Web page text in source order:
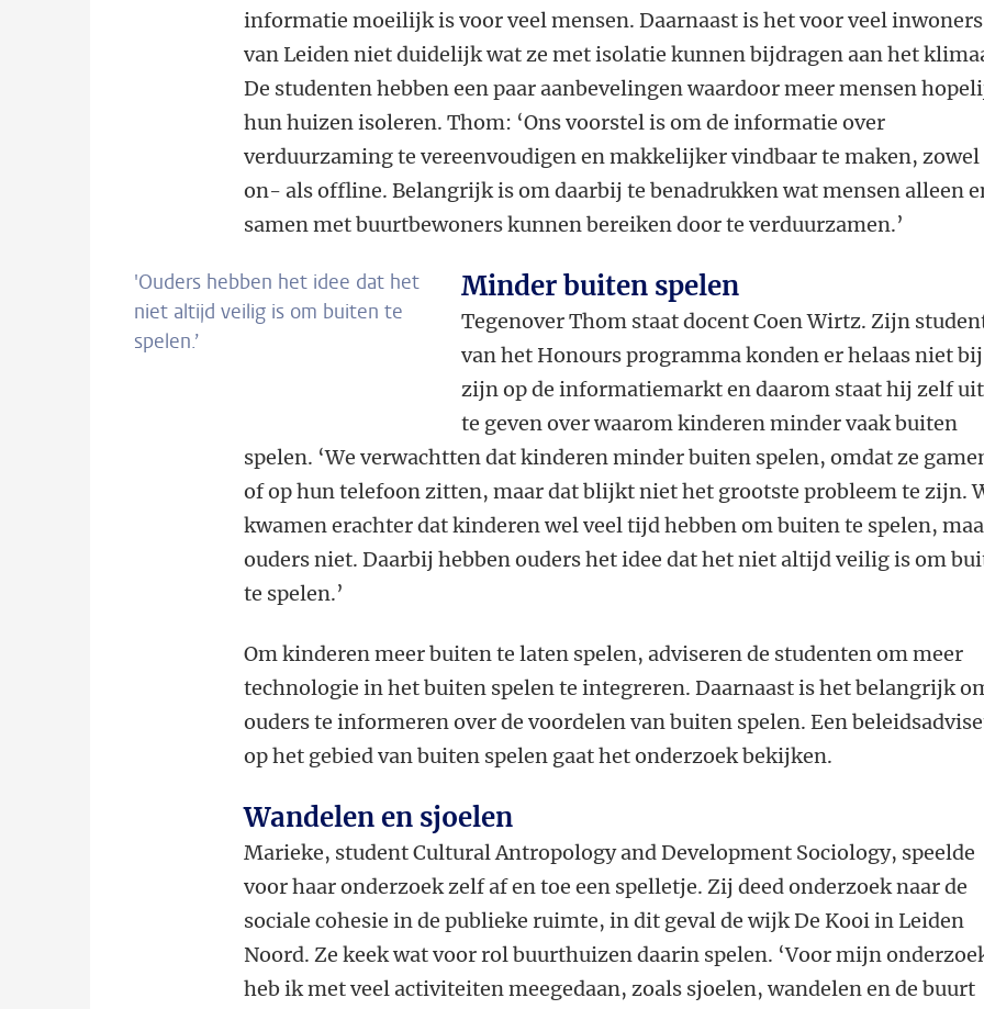
informatie moeilijk is voor veel mensen. Daarnaast ishet voor veel inwoners
van Leiden niet duidelijk wat ze met isolatie kunnen bijdragen aan het
De studenten hebben een paar aanbevelingen waardoor meer mensen
hun huizen isoleren. Thom: ‘Ons voorstel is om de informatie over
verduurzaming te vereenvoudigen en makkelijker vindbaar te maken, zowel
on- als offline. Belangrijk is om daarbij te benadrukken wat mensen alleen
samen met buurtbewoners kunnen bereiken door te verduurzamen.’
'Ouders hebben het idee dat het
niet altijd veilig is om buiten te
spelen.’
Minder buiten spelen
Tegenover Thom staat docent Coen Wirtz. Zijn
van het Honours programma konden er helaas niet bij
zijn op de informatiemarkt en daarom staat hij zelf
te geven over waarom kinderen minder vaak buiten
spelen. ‘We verwachtten dat kinderen minder buiten spelen, omdat ze
of op hun telefoon zitten, maar dat blijkt niet het grootste probleem te zijn.
kwamen erachter dat kinderen wel veel tijd hebben om buiten te spelen,
ouders niet. Daarbij hebben ouders het idee dat het niet altijd veilig is om
te spelen.’
Om kinderen meer buiten te laten spelen, adviseren de studenten om meer
technologie in het buiten spelen te integreren. Daarnaast is het belangrijk
ouders te informeren over de voordelen van buiten spelen. Een
op het gebied van buiten spelen gaat het onderzoek bekijken.
Wandelen en sjoelen
Marieke, studentCultural Antropology and Development Sociology, speelde
voor haar onderzoek zelf af en toe een spelletje. Zij deed onderzoek naar de
sociale cohesiein de publieke ruimte, in dit geval de wijk De Kooi in Leiden
Noord. Ze keek wat voor rol buurthuizen daarin spelen. ‘Voor mijn
heb ik met veel activiteiten meegedaan, zoals sjoelen, wandelen en de buurt